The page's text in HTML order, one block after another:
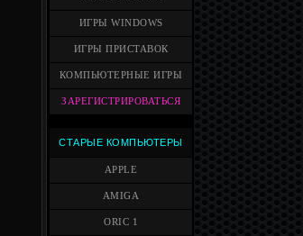
ИГРЫ WINDOWS
ИГРЫ ПРИСТАВОК
КОМПЬЮТЕРНЫЕ ИГРЫ
ЗАРЕГИСТРИРОВАТЬСЯ
СТАРЫЕ КОМПЬЮТЕРЫ
APPLE
AMIGA
ORIC 1